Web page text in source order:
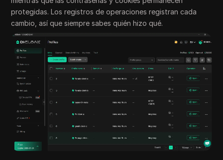
protegidas. Los registros de operaciones registran cada
cambio, así que siempre sabes quién hizo qué.